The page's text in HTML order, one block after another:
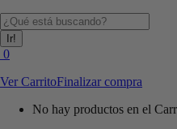
Buscar:
0
Ver CarritoFinalizar compra
No hay productos en el